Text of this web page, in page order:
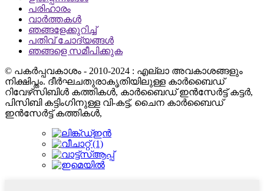
പരിഹാരം
വാർത്തകൾ
ഞങ്ങളേക്കുറിച്ച്
പതിവ് ചോദ്യങ്ങൾ
ഞങ്ങളെ സമീപിക്കുക
© പകർപ്പവകാശം - 2010-2024 : എല്ലാ അവകാശങ്ങളും
നിക്ഷിപ്തം. ദീർഘചതുരാകൃതിയിലുള്ള കാർബൈഡ്
റിവേഴ്‌സിബിൾ കത്തികൾ, കാർബൈഡ് ഇൻസേർട്ട് കട്ടർ,
പിസിബി കട്ടിംഗിനുള്ള വി-കട്ട്, ചൈന കാർബൈഡ്
ഇൻസേർട്ട് കത്തികൾ,